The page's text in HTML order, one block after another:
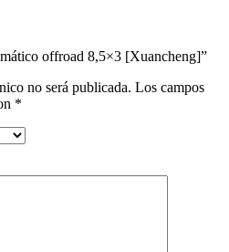
offroad 8,5×3 [Xuancheng]”
no será publicada. Los campos
*